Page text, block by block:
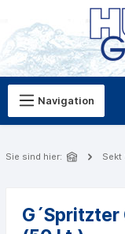
Navigation
Sie sind hier: Sekt